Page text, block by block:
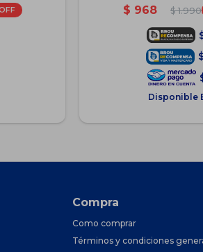
$ 968 $ 1.990
Disponible
Compra
Como comprar
Términos y condiciones